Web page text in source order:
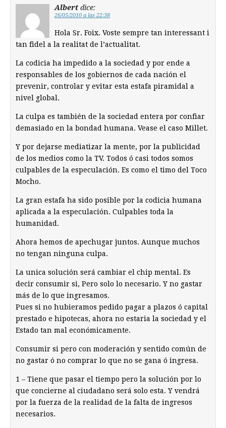
Albert dice:
26/05/2010 a las 22:38
Hola Sr. Foix. Voste sempre tan interessant i
tan fidel a la realitat de l’actualitat.
La codicia ha impedido a la sociedad y por ende a
responsables de los gobiernos de cada nación el
prevenir, controlar y evitar esta estafa piramidal a
nivel global.
La culpa es también de la sociedad entera por confiar
demasiado en la bondad humana. Vease el caso Millet.
Y por dejarse mediatizar la mente, por la publicidad
de los medios como la TV. Todos ó casi todos somos
culpables de la especulación. Es como el timo del Toco
Mocho.
La gran estafa ha sido posible por la codicia humana
aplicada a la especulación. Culpables toda la
humanidad.
Ahora hemos de apechugar juntos. Aunque muchos
no tengan ninguna culpa.
La unica solución será cambiar el chip mental. Es
decir consumir si, Pero solo lo necesario. Y no gastar
más de lo que ingresamos.
Pues si no hubieramos pedido pagar a plazos ó capital
prestado e hipotecas, ahora no estaria la sociedad y el
Estado tan mal económicamente.
Consumir si pero con moderación y sentido común de
no gastar ó no comprar lo que no se gana ó ingresa.
1 – Tiene que pasar el tiempo pero la solución por lo
que concierne al ciudadano será solo esta. Y vendrá
por la fuerza de la realidad de la falta de ingresos
necesarios.